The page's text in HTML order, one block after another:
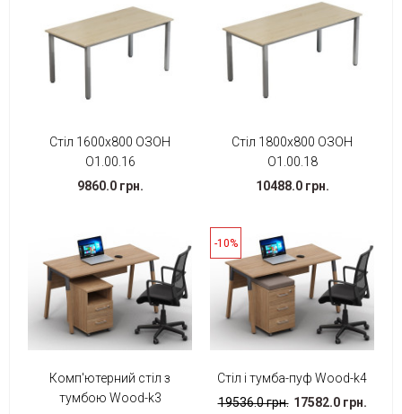
Стіл 1600х800 ОЗОН
О1.00.16
9860.0 грн.
Стіл 1800х800 ОЗОН
О1.00.18
10488.0 грн.
Комп'ютерний стіл з
тумбою Wood-k3
-10%
Стіл і тумба-пуф Wood-k4
19536.0 грн. 17582.0 грн.